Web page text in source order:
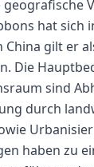
geografische
hat sich
gilt er
Die
sind
durch
haben zu